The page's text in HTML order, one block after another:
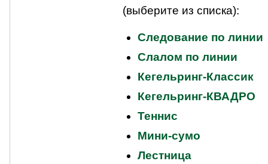
(выберите из списка):
Следование по линии
Слалом по линии
Кегельринг-Классик
Кегельринг-КВАДРО
Теннис
Мини-сумо
Лестница